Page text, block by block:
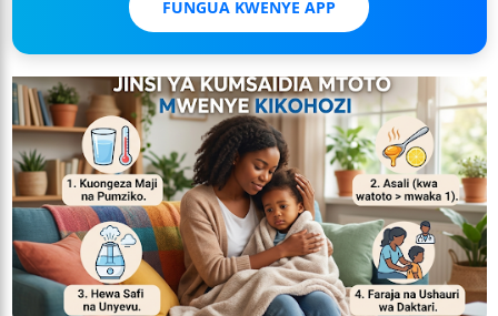
FUNGUA KWENYE APP